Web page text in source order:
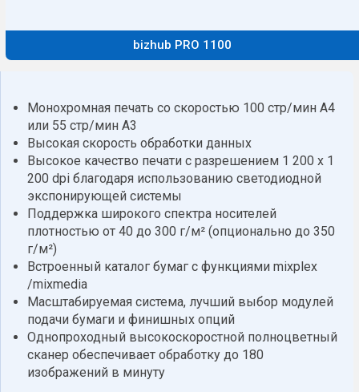
bizhub PRO 1100
Монохромная печать со скоростью 100 стр/мин A4
или 55 стр/мин A3
Высокая скорость обработки данных
Высокое качество печати с разрешением 1 200 x 1
200 dpi благодаря использованию светодиодной
экспонирующей системы
Поддержка широкого спектра носителей
плотностью от 40 до 300 г/м² (опционально до 350
г/м²)
Встроенный каталог бумаг с функциями mixplex
/mixmedia
Масштабируемая система, лучший выбор модулей
подачи бумаги и финишных опций
Однопроходный высокоскоростной полноцветный
сканер обеспечивает обработку до 180
изображений в минуту